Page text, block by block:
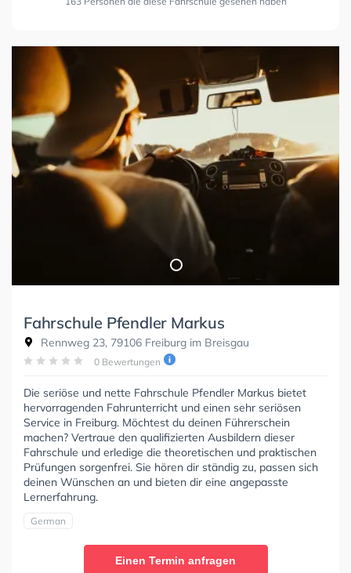
Fahrschule Pfendler Markus
Rennweg 23, 79106 Freiburg im Breisgau
0 Bewertungen
Die seriöse und nette Fahrschule Pfendler Markus bietet
hervorragenden Fahrunterricht und einen sehr seriösen
Service in Freiburg. Möchtest du deinen Führerschein
machen? Vertraue den qualifizierten Ausbildern dieser
Fahrschule und erledige die theoretischen und praktischen
Prüfungen sorgenfrei. Sie hören dir ständig zu, passen sich
deinen Wünschen an und bieten dir eine angepasste
Lernerfahrung.
German
Einen Termin anfragen